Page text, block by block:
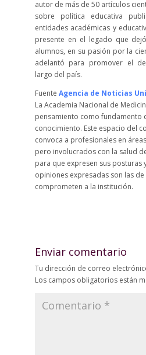
autor de más de 50 artículos
sobre política educativa
entidades académicas y
presente en el legado que
alumnos, en su pasión por la
adelantó para promover el
largo del país.
Fuente Agencia de Noticias
La Academia Nacional de
pensamiento como fundamento
conocimiento. Este espacio del
convoca a profesionales en
pero involucrados con la salud
para que expresen sus posturas
opiniones expresadas son las
comprometen a la institución.
Enviar comentario
Tu dirección de correo
Los campos obligatorios están